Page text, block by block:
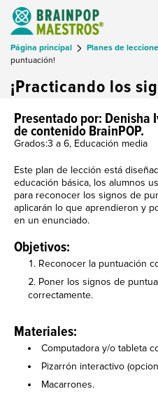
Página principal Planes de
puntuación!
¡Practicando los
Presentado por: Denisha
de contenido BrainPOP.
Grados:3 a 6, Educación media
Este plan de lección está
educación básica, los alumnos
para reconocer los signos de
aplicarán lo que aprendieron y
en un enunciado.
Objetivos:
Reconocer la puntuación
Poner los signos de
correctamente.
Materiales:
Computadora y/o tableta
Pizarrón interactivo
Macarrones.